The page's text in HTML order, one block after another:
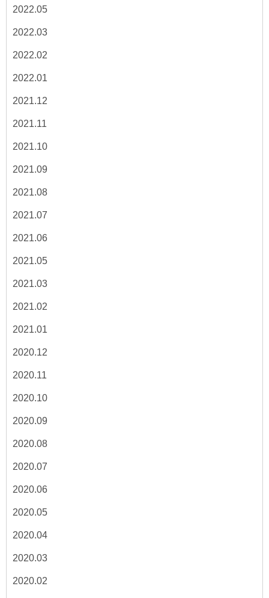
2022.05
2022.03
2022.02
2022.01
2021.12
2021.11
2021.10
2021.09
2021.08
2021.07
2021.06
2021.05
2021.03
2021.02
2021.01
2020.12
2020.11
2020.10
2020.09
2020.08
2020.07
2020.06
2020.05
2020.04
2020.03
2020.02